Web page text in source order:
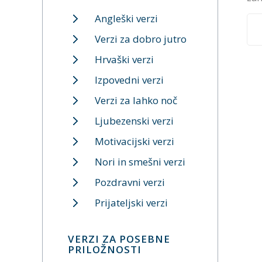
Angleški verzi
Verzi za dobro jutro
Hrvaški verzi
Izpovedni verzi
Verzi za lahko noč
Ljubezenski verzi
Motivacijski verzi
Nori in smešni verzi
Pozdravni verzi
Prijateljski verzi
VERZI ZA POSEBNE
PRILOŽNOSTI